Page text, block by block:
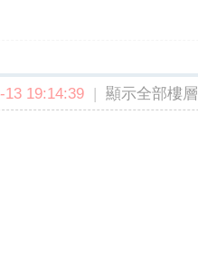
19:14:39 | 顯示全部樓層